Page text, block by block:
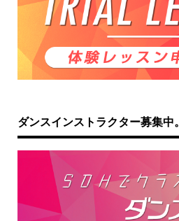
ダンスインストラクター募集中。